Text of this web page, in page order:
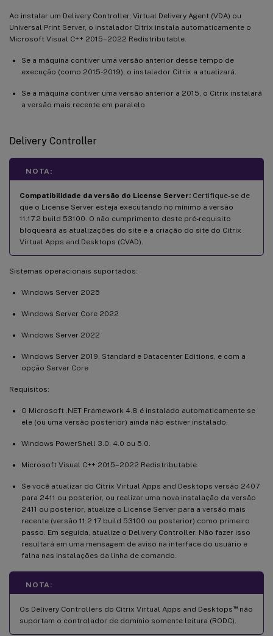
Ao instalar um Delivery Controller, Virtual Delivery Agent (VDA) ou
Universal Print Server, o instalador Citrix instala automaticamente o
Microsoft Visual C++ 2015–2022 Redistributable.
Se a máquina contiver uma versão anterior desse tempo de
execução (como 2015-2019), o instalador Citrix a atualizará.
Se a máquina contiver uma versão anterior a 2015, o Citrix instalará
a versão mais recente em paralelo.
Delivery Controller
NOTA:
Compatibilidade da versão do License Server: Certifique-se de
que o License Server esteja executando no mínimo a versão
11.17.2 build 53100. O não cumprimento deste pré-requisito
bloqueará as atualizações do site e a criação do site do Citrix
Virtual Apps and Desktops (CVAD).
Sistemas operacionais suportados:
Windows Server 2025
Windows Server Core 2022
Windows Server 2022
Windows Server 2019, Standard e Datacenter Editions, e com a
opção Server Core
Requisitos:
O Microsoft .NET Framework 4.8 é instalado automaticamente se
ele (ou uma versão posterior) ainda não estiver instalado.
Windows PowerShell 3.0, 4.0 ou 5.0.
Microsoft Visual C++ 2015–2022 Redistributable.
Se você atualizar do Citrix Virtual Apps and Desktops versão 2407
para 2411 ou posterior, ou realizar uma nova instalação da versão
2411 ou posterior, atualize o License Server para a versão mais
recente (versão 11.2.17 build 53100 ou posterior) como primeiro
passo. Em seguida, atualize o Delivery Controller. Não fazer isso
resultará em uma mensagem de aviso na interface do usuário e
falha nas instalações da linha de comando.
NOTA:
Os Delivery Controllers do Citrix Virtual Apps and Desktops ™não
suportam o controlador de domínio somente leitura (RODC).